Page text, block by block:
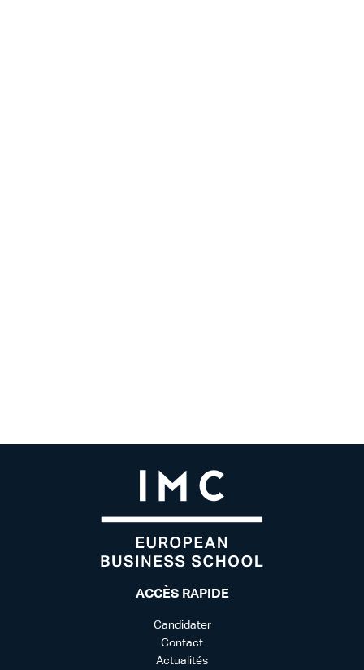
ACCÈS RAPIDE
Candidater
Contact
Actualités